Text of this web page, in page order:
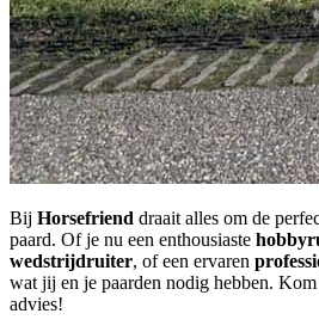
Bij Horsefriend draait alles om de
paard. Of je nu een enthousiaste
wedstrijdruiter, of een ervaren
wat jij en je paarden nodig hebben.
advies!